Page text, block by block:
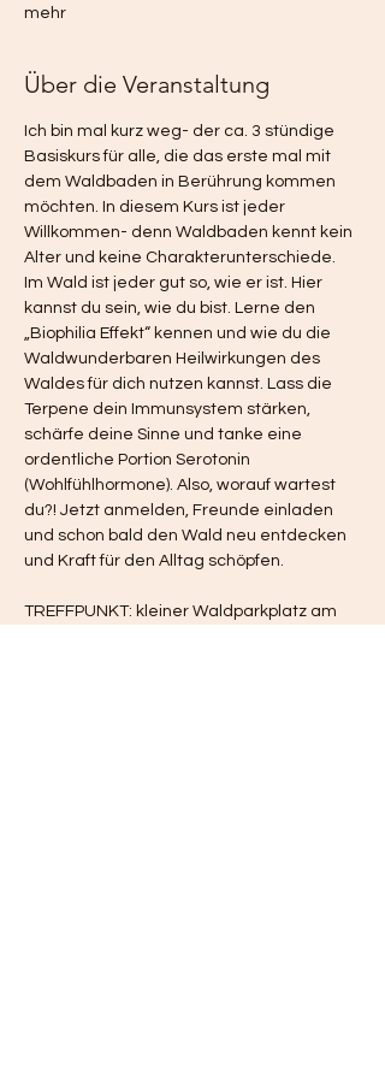
mehr
Über die Veranstaltung
Ich bin mal kurz weg- der ca. 3 stündige
Basiskurs für alle, die das erste mal mit
dem Waldbaden in Berührung kommen
möchten. In diesem Kurs ist jeder
Willkommen- denn Waldbaden kennt kein
Alter und keine Charakterunterschiede.
Im Wald ist jeder gut so, wie er ist. Hier
kannst du sein, wie du bist. Lerne den
„Biophilia Effekt“ kennen und wie du die
Waldwunderbaren Heilwirkungen des
Waldes für dich nutzen kannst. Lass die
Terpene dein Immunsystem stärken,
schärfe deine Sinne und tanke eine
ordentliche Portion Serotonin
(Wohlfühlhormone). Also, worauf wartest
du?! Jetzt anmelden, Freunde einladen
und schon bald den Wald neu entdecken
und Kraft für den Alltag schöpfen.
TREFFPUNKT: kleiner Waldparkplatz am